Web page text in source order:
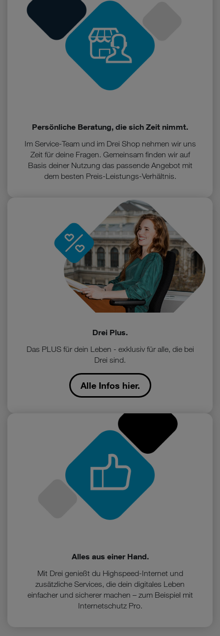
Persönliche Beratung, die sich Zeit nimmt.
Im Service-Team und im Drei Shop nehmen wir uns
Zeit für deine Fragen. Gemeinsam finden wir auf
Basis deiner Nutzung das passende Angebot mit
dem besten Preis-Leistungs-Verhältnis.
Drei Plus.
Das PLUS für dein Leben - exklusiv für alle, die bei
Drei sind.
Alle Infos hier.
Alles aus einer Hand.
Mit Drei genießt du Highspeed-Internet und
zusätzliche Services, die dein digitales Leben
einfacher und sicherer machen – zum Beispiel mit
Internetschutz Pro.